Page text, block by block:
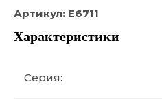
Артикул: E6711
Характеристики
Серия: